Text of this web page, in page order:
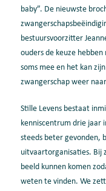
baby”. De nieuwste
bestuursvoorzitter
ouders de keuze
soms mee en het kan
zwangerschap weer
Stille Levens bestaat
kenniscentrum drie jaar
steeds beter gevonden,
uitvaartorganisaties. Bij
beeld kunnen komen
weten te vinden. We